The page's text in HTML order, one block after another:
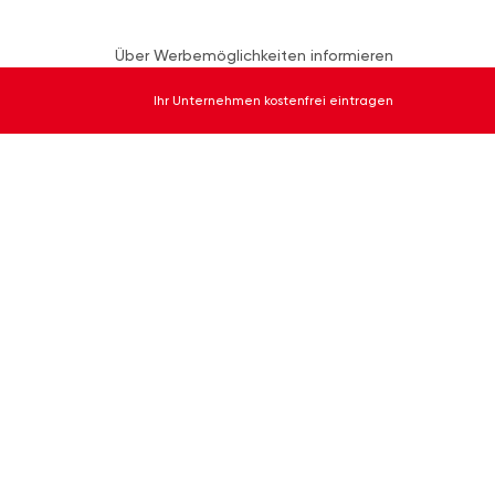
Über Werbemöglichkeiten informieren
Ihr Unternehmen kostenfrei eintragen